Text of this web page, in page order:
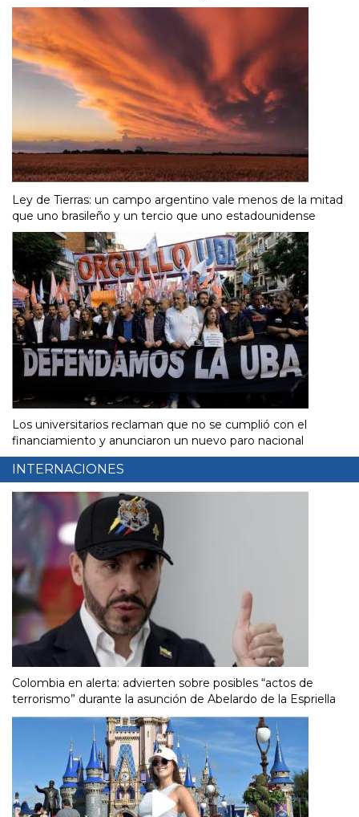
Ley de Tierras: un campo argentino vale menos de la mitad
que uno brasileño y un tercio que uno estadounidense
Los universitarios reclaman que no se cumplió con el
financiamiento y anunciaron un nuevo paro nacional
INTERNACIONES
Colombia en alerta: advierten sobre posibles “actos de
terrorismo” durante la asunción de Abelardo de la Espriella